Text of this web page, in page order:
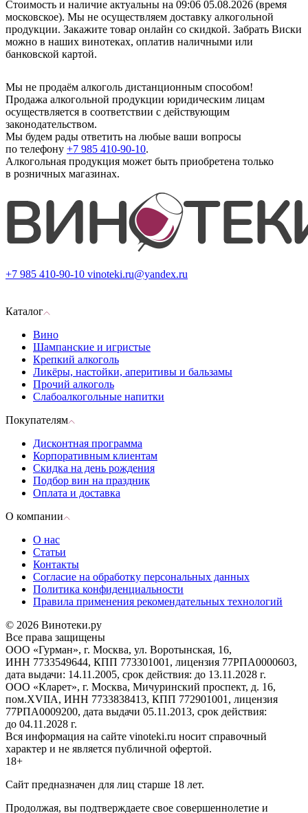
Стоимость и наличие актуальны на 09:06 05.08.2026 (время
московское). Мы не осуществляем доставку алкогольной
продукции. Закажите товар онлайн со скидкой. Забрать Виски
можно в наших винотеках, оплатив наличными или
банковской картой.
Мы не продаём алкоголь дистанционным способом!
Продажа алкогольной продукции юридическим лицам
осуществляется в соответствии с действующим
законодательством.
Мы будем рады ответить на любые ваши вопросы
по телефону +7 985 410-90-10.
Алкогольная продукция может быть приобретена только
в розничных магазинах.
+7 985 410-90-10 vinoteki.ru@yandex.ru
Каталог
Вино
Шампанские и игристые
Крепкий алкоголь
Ликёры, настойки, аперитивы и бальзамы
Прочий алкоголь
Слабоалкогольные напитки
Покупателям
Дисконтная программа
Корпоративным клиентам
Скидка на день рождения
Подбор вин на праздник
Оплата и доставка
О компании
О нас
Статьи
Контакты
Согласие на обработку персональных данных
Политика конфиденциальности
Правила применения рекомендательных технологий
© 2026 Винотеки.ру
Все права защищены
ООО «Гурман», г. Москва, ул. Воротынская, 16,
ИНН 7733549644, КПП 773301001, лицензия 77РПА0000603,
дата выдачи: 14.11.2005, срок действия: до 13.11.2028 г.
ООО «Кларет», г. Москва, Мичуринский проспект, д. 16,
пом.XVIIA, ИНН 7733838413, КПП 772901001, лицензия
77РПА0009200, дата выдачи 05.11.2013, срок действия:
до 04.11.2028 г.
Вся информация на сайте vinoteki.ru носит справочный
характер и не является публичной офертой.
18+
Сайт предназначен для лиц старше 18 лет.
Продолжая, вы подтверждаете свое совершеннолетие и